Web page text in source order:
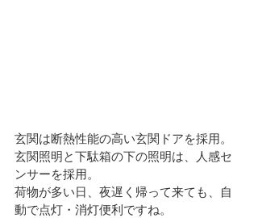
玄関は断熱性能の高い玄関ドアを採用。
玄関照明と下駄箱の下の照明は、人感セ
ンサーを採用。
荷物が多い日、夜遅く帰って来ても、自
動で点灯・消灯便利ですね。